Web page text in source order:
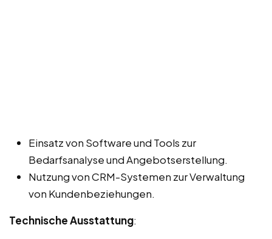
Einsatz von Software und Tools zur
Bedarfsanalyse und Angebotserstellung.
Nutzung von CRM-Systemen zur Verwaltung
von Kundenbeziehungen.
Technische Ausstattung: